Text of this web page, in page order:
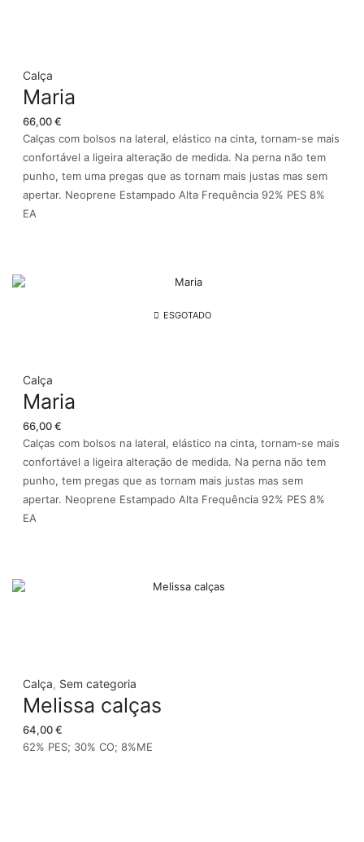
Calça
Maria
66,00€
Calças com bolsos na lateral, elástico na cinta, tornam-se mais
confortável a ligeira alteração de medida. Na perna não tem
punho, tem uma pregas que as tornam mais justas mas sem
apertar. Neoprene Estampado Alta Frequência 92% PES 8%
EA
ESGOTADO
Calça
Maria
66,00€
Calças com bolsos na lateral, elástico na cinta, tornam-se mais
confortável a ligeira alteração de medida. Na perna não tem
punho, tem pregas que as tornam mais justas mas sem
apertar. Neoprene Estampado Alta Frequência 92% PES 8%
EA
Calça, Sem categoria
Melissa calças
64,00€
62% PES; 30% CO; 8%ME